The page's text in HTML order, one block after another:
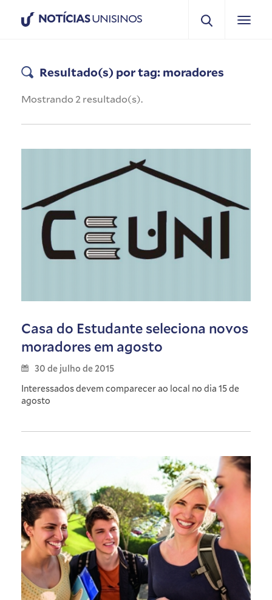
NOTÍCIASUNISINOS
Resultado(s) por tag: moradores
Mostrando 2 resultado(s).
Casa do Estudante seleciona novos
moradores em agosto
30 de julho de 2015
Interessados devem comparecer ao local no dia 15 de
agosto